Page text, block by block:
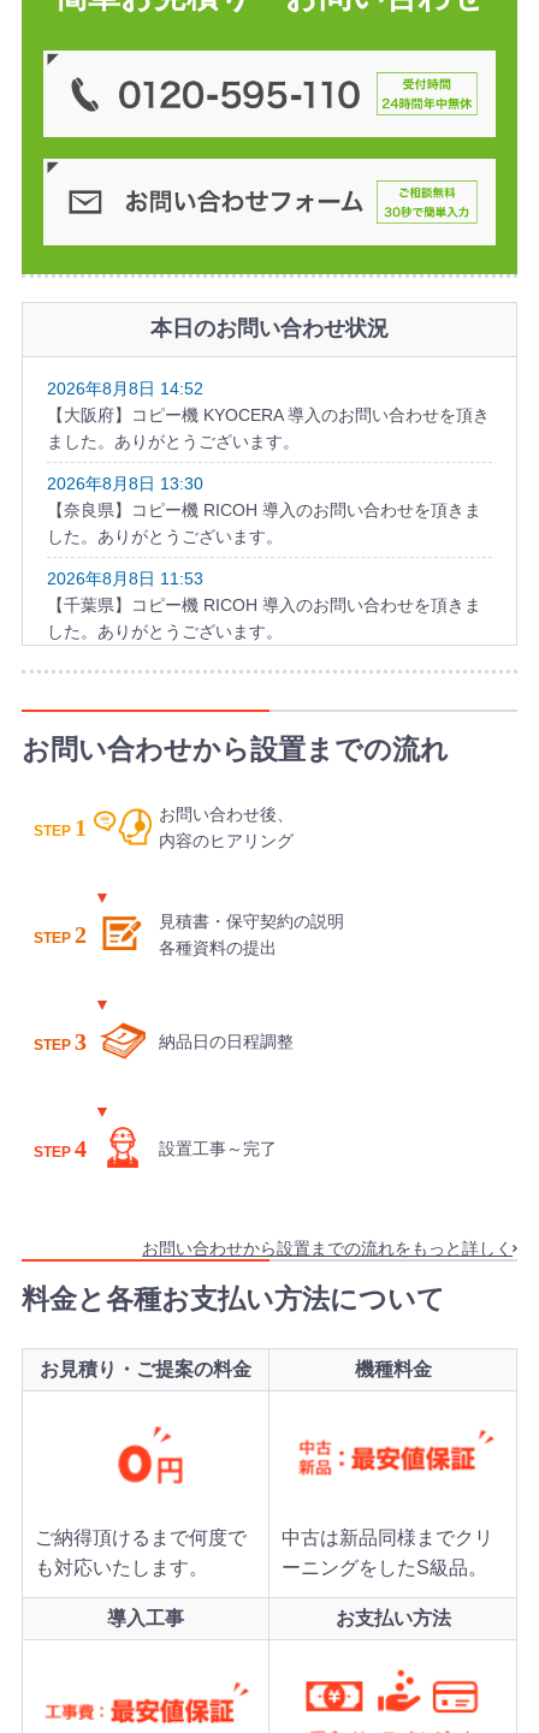
積
お問
わせ
はこ
ちら
話
・
ー
2
4
間
年
無
休
】
で
本日のお問い合わせ状況
2026年8月8日 14:52
【大阪府】コピー機 KYOCERA 導入のお問い合わせを頂き
ました。ありがとうございます。
2026年8月8日 13:30
【奈良県】コピー機 RICOH 導入のお問い合わせを頂きま
した。ありがとうございます。
2026年8月8日 11:53
【千葉県】コピー機 RICOH 導入のお問い合わせを頂きま
した。ありがとうございます。
2026年8月8日 10:58
2026年8月8日 10:49
せを頂きました。ありがとうございます。
お問い合わせから設置までの流れ
STEP 1
お問い合わせ後、
内容のヒアリング
STEP 2
見積書・保守契約の説明
各種資料の提出
STEP 3 納品日の日程調整
STEP 4 設置工事～完了
お問い合わせから設置までの流れをもっと詳しく
料金と各種お支払い方法について
お見積り・ご提案の料金
ご納得頂けるまで何度で
も対応いたします。
機種料金
中古は新品同様までクリ
ーニングをしたS級品。
導入工事 お支払い方法